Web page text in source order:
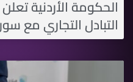
الحكومة الأردنية
التبادل التجاري مع